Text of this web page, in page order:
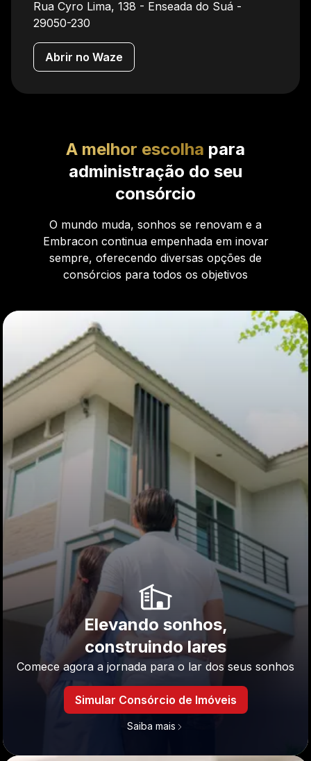
Rua Cyro Lima, 138 - Enseada do Suá -
29050-230
Abrir no Waze
A melhor escolha para
administração do seu
consórcio
O mundo muda, sonhos se renovam e a
Embracon continua empenhada em inovar
sempre, oferecendo diversas opções de
consórcios para todos os objetivos
Elevando sonhos,
construindo lares
Comece agora a jornada para o lar dos seus sonhos
Simular Consórcio de Imóveis
Saiba mais